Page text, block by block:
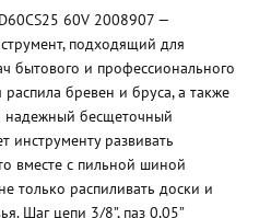
60V 2008907 —
подходящий для
бытового и профессионального
бревен и бруса, а также
бесщеточный
инструменту развивать
вместе с пильной шиной
только распиливать доски и
Шаг цепи 3/8”, паз 0,05”